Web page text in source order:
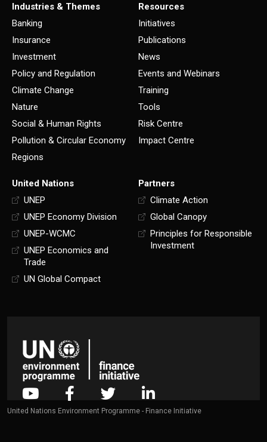
Industries & Themes
Banking
Insurance
Investment
Policy and Regulation
Climate Change
Nature
Social & Human Rights
Pollution & Circular Economy
Regions
Resources
Initiatives
Publications
News
Events and Webinars
Training
Tools
Risk Centre
Impact Centre
United Nations
UNEP
UNEP Economy Division
UNEP-WCMC
UNEP Economics and
Trade
UN Global Compact
Partners
Climate Action
Global Canopy
Principles for Responsible
Investment
United Nations Environment Programme - Finance Initiative